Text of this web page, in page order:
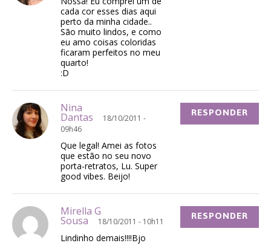
cada cor esses dias aqui
perto da minha cidade..
São muito lindos, e como
eu amo coisas coloridas
ficaram perfeitos no meu
quarto!
:D
Nina
Dantas
18/10/2011 -
09h46
Que legal! Amei as fotos
que estão no seu novo
porta-retratos, Lu. Super
good vibes. Beijo!
RESPONDER
Mirella G
Sousa 18/10/2011 - 10h11
Lindinho demais!!!!Bjo
RESPONDER